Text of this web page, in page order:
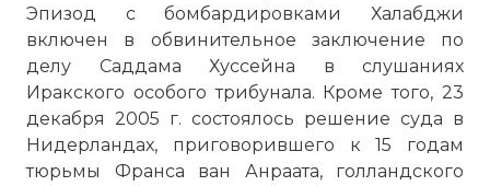
Эпизод с бомбардировками Халабджи
включен в обвинительное заключение по
делу Саддама Хуссейна в слушаниях
Иракского особого трибунала. Кроме того, 23
декабря 2005 г. состоялось решение суда в
Нидерландах, приговорившего к 15 годам
тюрьмы Франса ван Анраата, голландского